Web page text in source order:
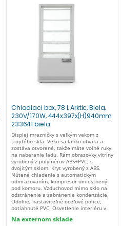
Chladiaci box, 78 l, Arktic, Biela,
230V/170W, 444x397x(H)940mm
233641 biela
Displej mrazničky s veľkým vekom z
trojitého skla. Veko sa ľahko otvára a
zostáva otvorené, takže máte voľné ruky
na naberanie ľadu. Rám obrazovky vitríny
vyrobený z polymérov ABS+PVC, s
dvojitým sklom. Kryt vyrobený z ABS.
Nútené chladenie s automatickým
odmrazovaním, kompresor umiestnený
pod komoru. Vzduchovod mimo sklo na
odstránenie a zabránenie kondenzácie.
Odolné, nastaviteľné oceľové police,
potiahnuté PVC. Osvetlenie interiéru v
termostat. Klimatická trieda: 4 S 3
Na externom sklade